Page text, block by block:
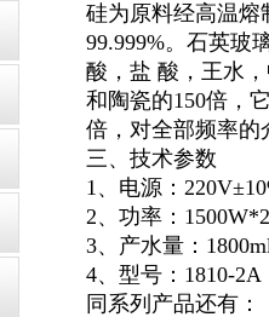
硅为原料经高温熔
99.999%。石英玻
酸，盐 酸，王水
和陶瓷的150倍，
倍，对全部频率的
三、技术参数
1、电源：
2、功率：
3、产水量：
4、型号：1810-2A
同系列产品还有：